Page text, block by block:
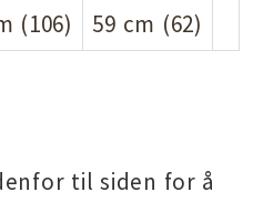
(106) 59 cm (62)
til siden for å